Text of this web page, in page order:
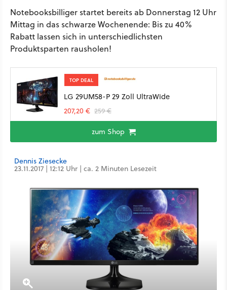
Notebooksbilliger startet bereits ab Donnerstag 12 Uhr
Mittag in das schwarze Wochenende: Bis zu 40%
Rabatt lassen sich in unterschiedlichsten
Produktsparten rausholen!
TOP DEAL
LG 29UM58-P 29 Zoll UltraWide
207,20 € 259 €
zum Shop
Dennis Ziesecke
23.11.2017 | 12:12 Uhr | ca. 2 Minuten Lesezeit